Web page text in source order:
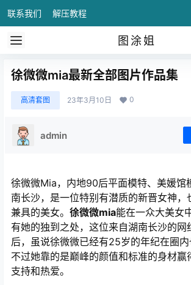
联系我们 解压教程
图涂姐
徐微微mia最新全部图片作品集
高清套图 23年3月10日 0
admin
徐微微Mia，内地90后平面模特、美媛馆
南长沙，是一位特别有潜质的新晋女神，
兼具的美女。 徐微微mia能在一众大美女
有她的独到之处，这位来自湖南长沙的网
后，虽说徐微微已经有25岁的年纪在圈内
不过她靠的是巅峰的颜值和标准的身材赢
支持和热爱。